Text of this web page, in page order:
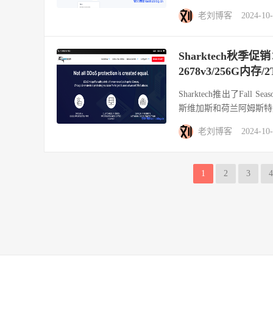
老刘博客 2024-
Sharktech秋季促
2678v3/256G内存/
Sharktech推出了Fall
斯维加斯和荷兰阿姆斯
老刘博客 2024-
1 2 3 4